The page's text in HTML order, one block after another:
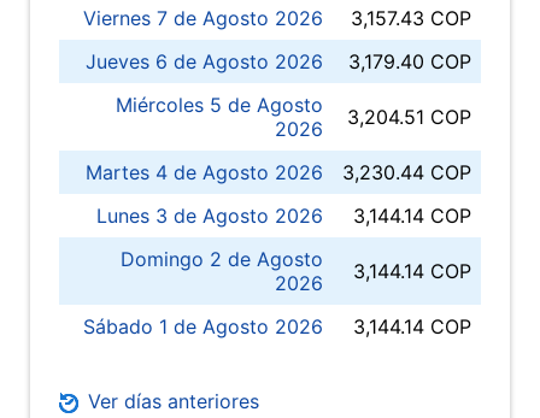
Viernes 7 de Agosto 2026
3,157.43 COP
Jueves 6 de Agosto 2026
3,179.40 COP
Miércoles 5 de Agosto
2026
3,204.51 COP
Martes 4 de Agosto 2026
3,230.44 COP
Lunes 3 de Agosto 2026
3,144.14 COP
Domingo 2 de Agosto
2026
3,144.14 COP
Sábado 1 de Agosto 2026 3,144.14 COP
Ver días anteriores